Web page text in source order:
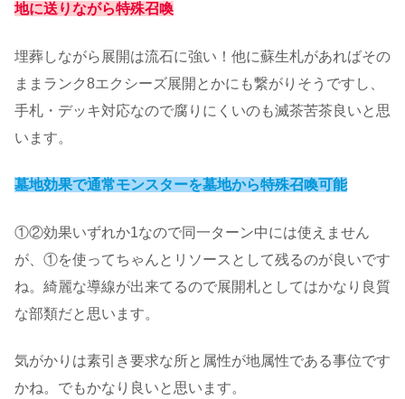
地に送りながら特殊召喚
埋葬しながら展開は流石に強い！他に蘇生札があればその
ままランク8エクシーズ展開とかにも繋がりそうですし、
手札・デッキ対応なので腐りにくいのも滅茶苦茶良いと思
います。
墓地効果で通常モンスターを墓地から特殊召喚可能
①②効果いずれか1なので同一ターン中には使えません
が、①を使ってちゃんとリソースとして残るのが良いです
ね。綺麗な導線が出来てるので展開札としてはかなり良質
な部類だと思います。
気がかりは素引き要求な所と属性が地属性である事位です
かね。でもかなり良いと思います。